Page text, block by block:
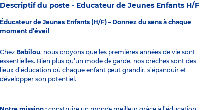
Descriptif du poste - Educateur de Jeunes Enfants H/F
Éducateur de Jeunes Enfants (H/F) – Donnez du sens à chaque
moment d’éveil
Chez Babilou, nous croyons que les premières années de vie sont
essentielles. Bien plus qu’un mode de garde, nos crèches sont des
lieux d’éducation où chaque enfant peut grandir, s’épanouir et
développer son potentiel.